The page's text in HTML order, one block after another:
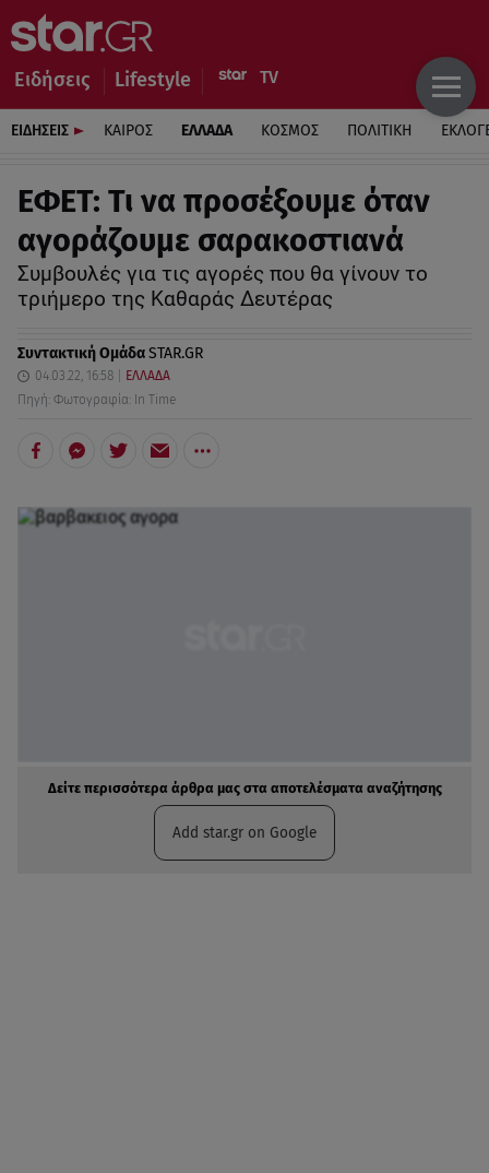
Ειδήσεις Lifestyle
ΕΙΔΗΣΕΙΣ ΚΑΙΡΟΣ ΕΛΛΑΔΑ ΚΟΣΜΟΣ ΠΟΛΙΤΙΚΗ
ΕΦΕΤ: Τι να προσέξουμε όταν
αγοράζουμε σαρακοστιανά
Συμβουλές για τις αγορές που θα γίνουν το
τριήμερο της Καθαράς Δευτέρας
Συντακτική ΟμάδαSTAR.GR
04.03.22, 16:58
ΕΛΛΑΔΑ
Πηγή: Φωτογραφία: In Time
Δείτε περισσότερα άρθρα μας στα αποτελέσματα αναζήτησης
Add star.gr on Google